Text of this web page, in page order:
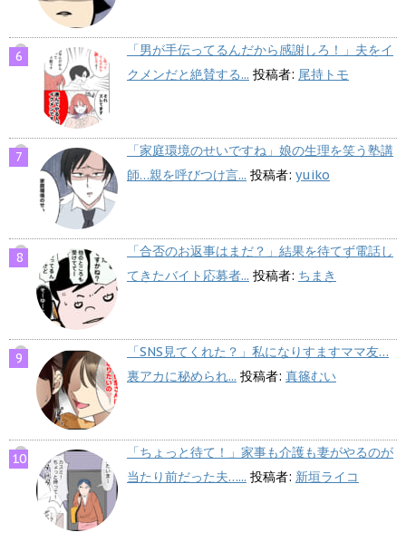
「男が手伝ってるんだから感謝しろ！」夫をイ
クメンだと絶賛する... 投稿者: 尾持トモ
「家庭環境のせいですね」娘の生理を笑う塾講
師…親を呼びつけ言... 投稿者: yuiko
「合否のお返事はまだ？」結果を待てず電話し
てきたバイト応募者... 投稿者: ちまき
「SNS見てくれた？」私になりすますママ友…
裏アカに秘められ... 投稿者: 真篠むい
「ちょっと待て！」家事も介護も妻がやるのが
当たり前だった夫…... 投稿者: 新垣ライコ